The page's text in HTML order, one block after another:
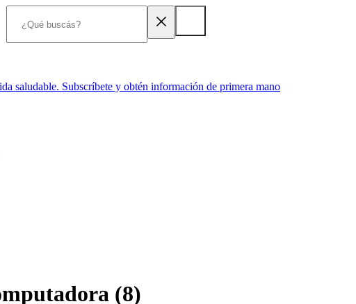
saludable. Subscríbete y obtén información de primera mano
(8)